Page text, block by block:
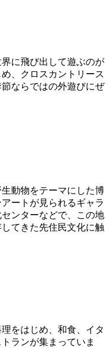
に飛び出して遊ぶのが
、クロスカントリース
ならではの外遊びにぜ
動物をテーマにした博
ートが見られるギャラ
ンターなどで、この地
てきた先住民文化に触
をはじめ、和食、イタ
ランが集まっていま